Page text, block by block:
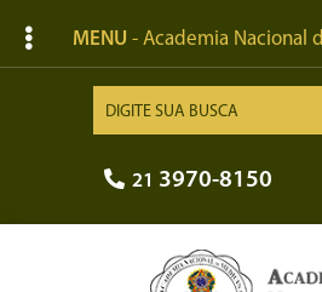
MENU - Academia Nacional
21 3970-8150